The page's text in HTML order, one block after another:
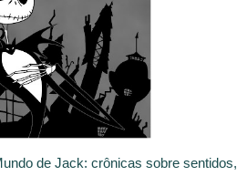
de Jack: crônicas sobre sentidos,